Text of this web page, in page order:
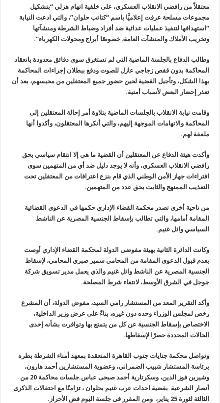
معتقلاً من رافضي الانقلاب العسكري، على خلفية اتهام هزلي “بتشكيل
مجموعات مسلحة عرفت إعلاميًّا باسم “كتائب حلوان”، والتي ادعت النيابة
“استهدافها لتنفيذ عمليات عدائية ضد أفراد وضباط الشرطة ومنشآتها
وتخريب الأملاك والمنشآت العامة، خصوصًا أبراج ومحولات الكهرباء“.
وطالب الدفاع بالجلسة الماضية التي لم تستغرق سوى دقائق معدودة بانعقاد
المحاكمة بدون قفص زجاجي عازل للصوت ودفع ببطلان إجراءات المحاكمة
بهذا الشكل، وتأجيل القضية لحين حضور جميع المعتقلين من محبسهم، بعد أن
تعذر إحضار البعض لأسباب أمنية.
وقامت نيابة الانقلاب بالجلسات الماضية بتلاوة أمر إحالة المعتقلين إلى
المحاكمة والاتهامات الموجهة إليهم، والتي أنكرها المعتقلون، وأكدوا أنها
ملفقة لهم.
وأكدت هيئة الدفاع عن المعتقلين أن القضية ما هي إلا انتقام سياسي بحق
رافضي الانقلاب العسكري، وأنه لا يوجد دليل ضد أي من المتهمين سوى
افتراءات جهاز الأمن الوطني الذي قام بنزع اعترافات من المعتقلين تحت
التعذيب الممنهج والثابت بحق عدد من المتهمين.
من ناحية أخرى تصدر محكمة القضاء الإداري حكمها في الدعوى القضائية
المقامة أمامها، والتي تطالب بإسقاط الجنسية المصرية عن الناشط
السياسي وائل غنيم.
وكانت الدائرة الثانية بهيئة مفوضى الدولة لمحكمة القضاء الإداري أوصت
بعدم قبول الدعوى المقامة من المحامي سمير صبري المحامي، لإسقاط
الجنسية المصرية عن الناشط وائل غنيم والذي يعمل مدير تسويق شركة
جوجل في الشرق الأوسط، لانتفاء شرط المصلحة.
وأكد التقرير المعد من المستشار رامي السيد، مفوض الدولة، أن المشرع
رخص لمجلس الوزراء وحده دون غيره، بناءً على عرض وزير الداخلية،
الاختصاص بإسقاط الجنسية عن كل من يتمتع بها وتوافرت بشأنه إحدى
الحالات المحددة حصرًا لإسقاطها.
وتواصل محكمة جنايات جنوب القاهرة المنعقدة بمعهد أمناء الشرطة بطره
برئاسة المستشار شبيب الضمراني، وعضوية المستشارين أحمد هارون،
وشيرين فوز الدين، وسكرتارية أحمد صبحى عباس.جلسات محاكمة 20 من
أنصار الشرعية بقضية احداث عرب غنيم بحلوان ، تزامنًا مع احتفالات الذكرى
الثالثة لثورة 25 يناير، ومن المقرر فى جلسة اليوم فض الأحراز
.